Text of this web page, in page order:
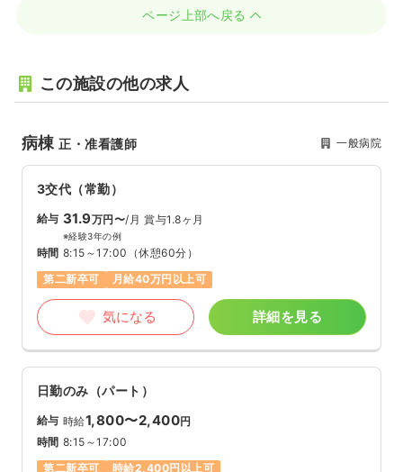
ページ上部へ戻る
この施設の他の求人
病棟正・准看護師 一般病院
3交代（常勤）
給与 31.9万円〜/月 賞与1.8ヶ月
※経験3年の例
時間 8:15～17:00 （休憩60分）
第二新卒可
月給40万円以上可
気になる 詳細を見る
日勤のみ（パート）
給与 時給1,800〜2,400円
時間 8:15～17:00
第二新卒可
時給2,400円以上可